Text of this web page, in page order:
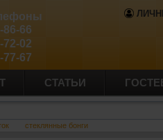
86-66
72-02
77-67
СТАТЬИ
стеклянные бонги